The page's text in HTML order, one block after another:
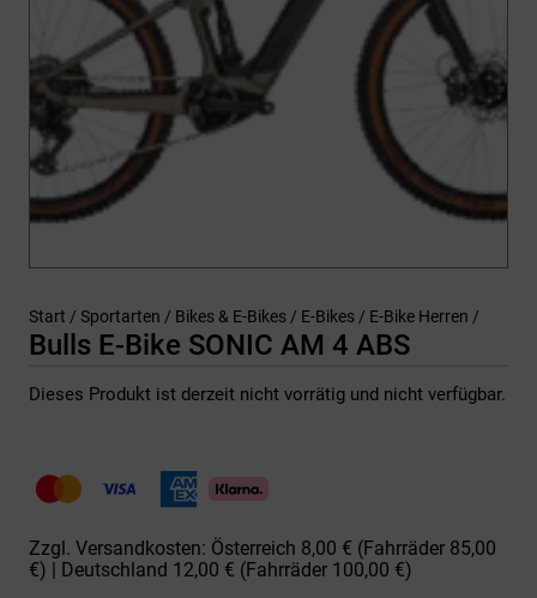
Start / Sportarten / Bikes & E-Bikes / E-Bikes / E-Bike Herren /
Bulls E-Bike SONIC AM 4 ABS
Dieses Produkt ist derzeit nicht vorrätig und nicht verfügbar.
Zzgl. Versandkosten: Österreich 8,00 € (Fahrräder 85,00
€) | Deutschland 12,00 € (Fahrräder 100,00 €)